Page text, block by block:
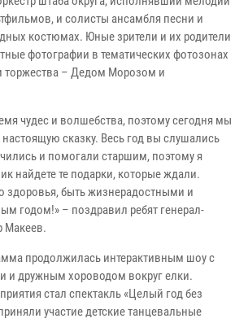
и солисты ансамбля песни и
костюмах. Юные зрители и их родители
фотографии в тематических фотозонах
торжества – Дедом Морозом и
чудес и волшебства, поэтому сегодня мы
сказку. Весь год вы слушались
и помогали старшим, поэтому я
найдете те подарки, которые ждали.
здоровья, быть жизнерадостными и
годом!» – поздравил ребят генерал-
Макеев.
продолжилась интерактивным шоу с
и дружным хороводом вокруг елки.
стал спектакль «Целый год без
участие детские танцевальные